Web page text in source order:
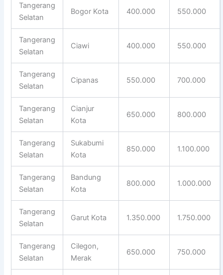
Tangerang
Selatan
Bogor Kota 400.000 550.000
Tangerang
Selatan
Ciawi 400.000 550.000
Tangerang
Selatan
Cipanas 550.000 700.000
Tangerang
Selatan
Cianjur
Kota
650.000 800.000
Tangerang
Selatan
Sukabumi
Kota
850.000 1.100.000
Tangerang
Selatan
Bandung
Kota
800.000 1.000.000
Tangerang
Selatan
Garut Kota 1.350.000 1.750.000
Tangerang
Selatan
Cilegon,
Merak
650.000 750.000